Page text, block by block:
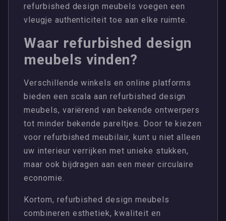
refurbished design meubels voegen een
vleugje authenticiteit toe aan elke ruimte.
Waar refurbished design
meubels vinden?
Verschillende winkels en online platforms
bieden een scala aan refurbished design
meubels, variërend van bekende ontwerpers
tot minder bekende pareltjes. Door te kiezen
voor refurbished meubilair, kunt u niet alleen
uw interieur verrijken met unieke stukken,
maar ook bijdragen aan een meer circulaire
economie.
Kortom, refurbished design meubels
combineren esthetiek, kwaliteit en